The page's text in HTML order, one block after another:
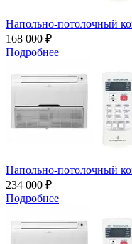
Напольно-потолочный
168 000 ₽
Подробнее
Напольно-потолочный
234 000 ₽
Подробнее